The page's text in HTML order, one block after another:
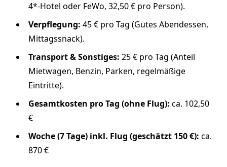
4*-Hotel oder FeWo, 32,50 € pro Person).
Verpflegung: 45 € pro Tag (Gutes Abendessen,
Mittagssnack).
Transport & Sonstiges: 25 € pro Tag (Anteil
Mietwagen, Benzin, Parken, regelmäßige
Eintritte).
Gesamtkosten pro Tag (ohne Flug): ca. 102,50
€
Woche (7 Tage) inkl. Flug (geschätzt 150 €): ca.
870 €